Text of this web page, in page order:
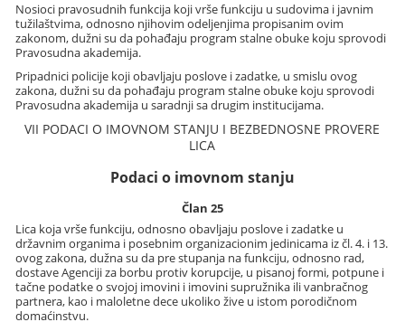
Nosioci pravosudnih funkcija koji vrše funkciju u sudovima i javnim
tužilaštvima, odnosno njihovim odeljenjima propisanim ovim
zakonom, dužni su da pohađaju program stalne obuke koju sprovodi
Pravosudna akademija.
Pripadnici policije koji obavljaju poslove i zadatke, u smislu ovog
zakona, dužni su da pohađaju program stalne obuke koju sprovodi
Pravosudna akademija u saradnji sa drugim institucijama.
VII PODACI O IMOVNOM STANJU I BEZBEDNOSNE PROVERE
LICA
Podaci o imovnom stanju
Član 25
Lica koja vrše funkciju, odnosno obavljaju poslove i zadatke u
državnim organima i posebnim organizacionim jedinicama iz čl. 4. i 13.
ovog zakona, dužna su da pre stupanja na funkciju, odnosno rad,
dostave Agenciji za borbu protiv korupcije, u pisanoj formi, potpune i
tačne podatke o svojoj imovini i imovini supružnika ili vanbračnog
partnera, kao i maloletne dece ukoliko žive u istom porodičnom
domaćinstvu.